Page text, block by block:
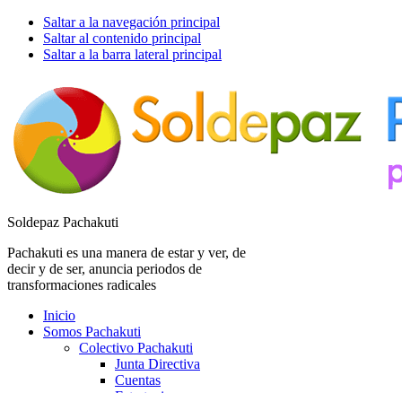
Saltar a la navegación principal
Saltar al contenido principal
Saltar a la barra lateral principal
Soldepaz Pachakuti
Pachakuti es una manera de estar y ver, de
decir y de ser, anuncia periodos de
transformaciones radicales
Inicio
Somos Pachakuti
Colectivo Pachakuti
Junta Directiva
Cuentas